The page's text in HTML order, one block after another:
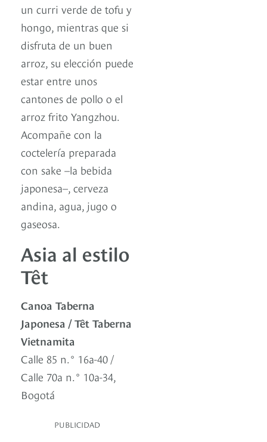
un curri verde de tofu y
hongo, mientras que si
disfruta de un buen
arroz, su elección puede
estar entre unos
cantones de pollo o el
arroz frito Yangzhou.
Acompañe con la
coctelería preparada
con sake –la bebida
japonesa–, cerveza
andina, agua, jugo o
gaseosa.
Asia al estilo
Têt
Canoa Taberna
Japonesa / Têt Taberna
Vietnamita
Calle 85 n.° 16a-40 /
Calle 70a n.° 10a-34,
Bogotá
PUBLICIDAD